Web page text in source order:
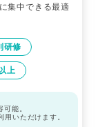
集中できる最適
研修
上
能。
いただけます。